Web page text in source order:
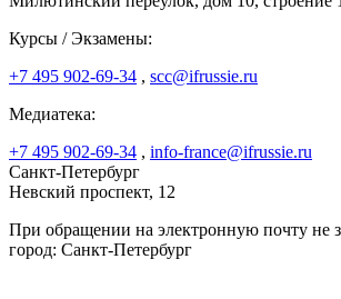
Курсы / Экзамены:
+7 495 902-69-34 , scc@ifrussie.ru
Медиатека:
+7 495 902-69-34 , info-france@ifrussie.ru
Санкт-Петербург
Невский проспект, 12
При обращении на электронную почту не
город: Санкт-Петербург